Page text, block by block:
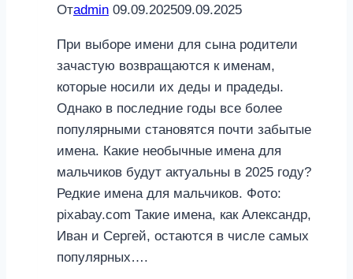
Отadmin 09.09.202509.09.2025
При выборе имени для сына родители
зачастую возвращаются к именам,
которые носили их деды и прадеды.
Однако в последние годы все более
популярными становятся почти забытые
имена. Какие необычные имена для
мальчиков будут актуальны в 2025 году?
Редкие имена для мальчиков. Фото:
pixabay.com Такие имена, как Александр,
Иван и Сергей, остаются в числе самых
популярных….